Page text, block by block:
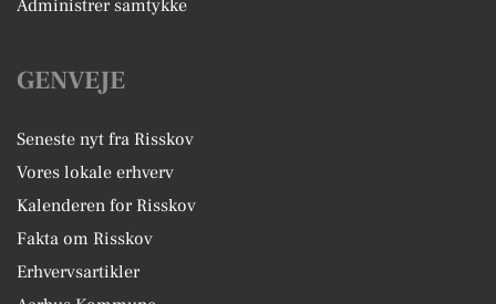
Administrer samtykke
GENVEJE
Seneste nyt fra Risskov
Vores lokale erhverv
Kalenderen for Risskov
Fakta om Risskov
Erhvervsartikler